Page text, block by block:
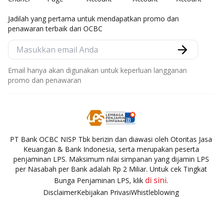
Jadilah yang pertama untuk mendapatkan promo dan
penawaran terbaik dari OCBC
Email hanya akan digunakan untuk keperluan langganan
promo dan penawaran
PT Bank OCBC NISP Tbk berizin dan diawasi oleh Otoritas Jasa
Keuangan & Bank Indonesia, serta merupakan peserta
penjaminan LPS. Maksimum nilai simpanan yang dijamin LPS
per Nasabah per Bank adalah Rp 2 Miliar. Untuk cek Tingkat
Bunga Penjaminan LPS, klik di sini.
DisclaimerKebijakan PrivasiWhistleblowing